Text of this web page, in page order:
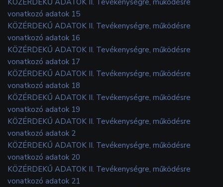
vonatkozó adatok 15
KÖZÉRDEKŰ ADATOK II. Tevékenységre, működésre
vonatkozó adatok 16
KÖZÉRDEKŰ ADATOK II. Tevékenységre, működésre
vonatkozó adatok 17
KÖZÉRDEKŰ ADATOK II. Tevékenységre, működésre
vonatkozó adatok 18
KÖZÉRDEKŰ ADATOK II. Tevékenységre, működésre
vonatkozó adatok 19
KÖZÉRDEKŰ ADATOK II. Tevékenységre, működésre
vonatkozó adatok 2
KÖZÉRDEKŰ ADATOK II. Tevékenységre, működésre
vonatkozó adatok 20
KÖZÉRDEKŰ ADATOK II. Tevékenységre, működésre
vonatkozó adatok 21